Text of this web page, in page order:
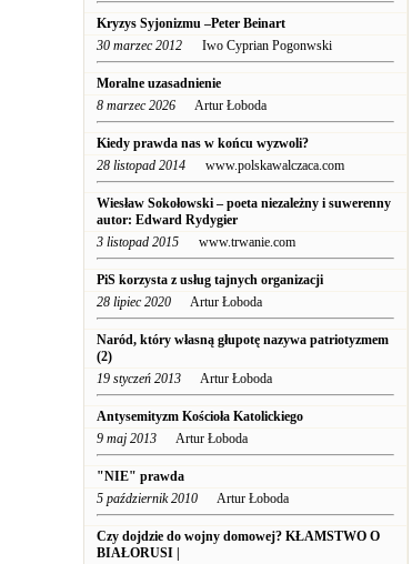
Kryzys Syjonizmu –Peter Beinart
30 marzec 2012 Iwo Cyprian Pogonwski
Moralne uzasadnienie
8 marzec 2026 Artur Łoboda
Kiedy prawda nas w końcu wyzwoli?
28 listopad 2014 www.polskawalczaca.com
Wiesław Sokołowski – poeta niezależny i suwerenny
autor: Edward Rydygier
3 listopad 2015 www.trwanie.com
PiS korzysta z usług tajnych organizacji
28 lipiec 2020 Artur Łoboda
Naród, który własną głupotę nazywa patriotyzmem
(2)
19 styczeń 2013 Artur Łoboda
Antysemityzm Kościoła Katolickiego
9 maj 2013 Artur Łoboda
"NIE" prawda
5 październik 2010 Artur Łoboda
Czy dojdzie do wojny domowej? KŁAMSTWO O
BIAŁORUSI |